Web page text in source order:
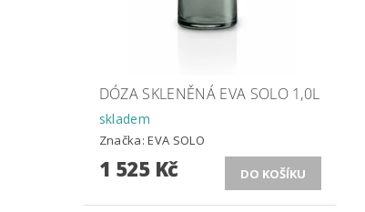
DÓZA SKLENĚNÁ EVA SOLO 1,0L
skladem
Značka:EVA SOLO
1 525 Kč